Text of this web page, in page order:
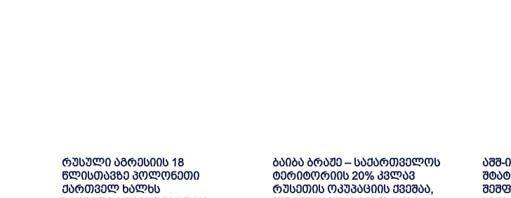
რუსული აგრესიის 18
წლისთავზე პოლონეთი
ქართველ ხალხს
ბაიბა ბრაჟე – საქართველოს
ტერიტორიის 20% კვლავ
რუსეთის ოკუპაციის ქვეშაა,
აშშ-